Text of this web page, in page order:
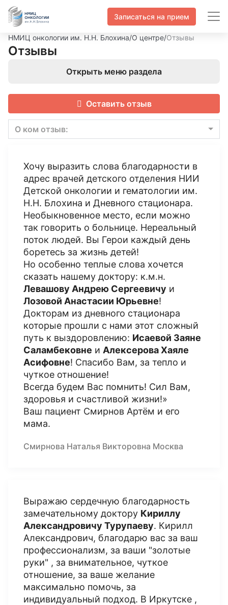
Записаться на прием
НМИЦ онкологии им. Н.Н. Блохина/О центре/Отзывы
Отзывы
Открыть меню раздела
Оставить отзыв
О ком отзыв:
Хочу выразить слова благодарности в
адрес врачей детского отделения НИИ
Детской онкологии и гематологии им.
Н.Н. Блохина и Дневного стационара.
Необыкновенное место, если можно
так говорить о больнице. Нереальный
поток людей. Вы Герои каждый день
боретесь за жизнь детей!
Но особенно теплые слова хочется
сказать нашему доктору: к.м.н.
Левашову Андрею Сергеевичу и
Лозовой Анастасии Юрьевне!
Докторам из дневного стационара
которые прошли с нами этот сложный
путь к выздоровлению: Исаевой Заяне
Саламбековне и Алексерова Хаяле
Асифовне! Спасибо Вам, за тепло и
чуткое отношение!
Всегда будем Вас помнить! Сил Вам,
здоровья и счастливой жизни!»
Ваш пациент Смирнов Артём и его
мама.
Смирнова Наталья Викторовна Москва
Выражаю сердечную благодарность
замечательному доктору Кириллу
Александровичу Турупаеву. Кирилл
Александрович, благодарю вас за ваш
профессионализм, за ваши "золотые
руки" , за внимательное, чуткое
отношение, за ваше желание
максимально помочь, за
индивидуальный подход. В Иркутске ,